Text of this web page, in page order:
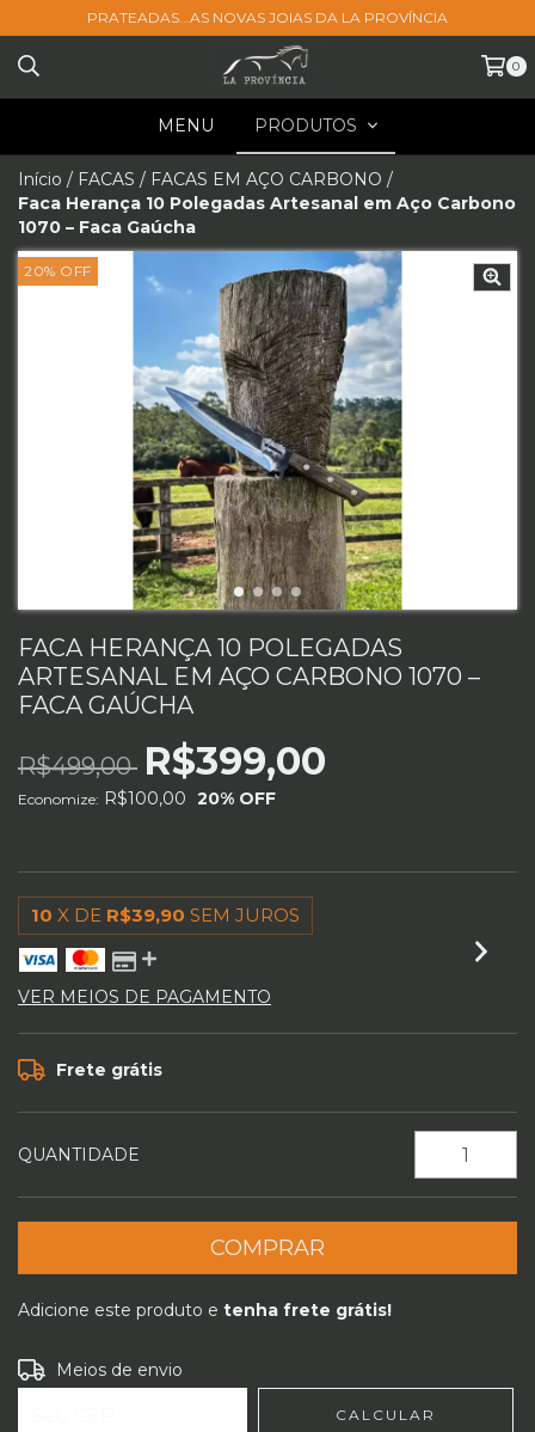
PRATEADAS...AS NOVAS JOIAS DA LA PROVÍNCIA
0
MENU PRODUTOS
Início / FACAS / FACAS EM AÇO CARBONO /
Faca Herança 10 Polegadas Artesanal em Aço Carbono
1070 – Faca Gaúcha
20% OFF
FACA HERANÇA 10 POLEGADAS
ARTESANAL EM AÇO CARBONO 1070 –
FACA GAÚCHA
R$499,00 R$399,00
Economize: R$100,00 20% OFF
10 X DE R$39,90 SEM JUROS
VER MEIOS DE PAGAMENTO
Frete grátis
QUANTIDADE
Adicione este produto e tenha frete grátis!
Entregas para o CEP:
Meios de envio
CALCULAR